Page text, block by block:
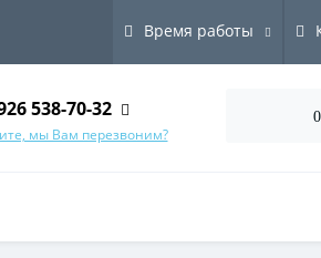
Время работы
538-70-32
мы Вам перезвоним?